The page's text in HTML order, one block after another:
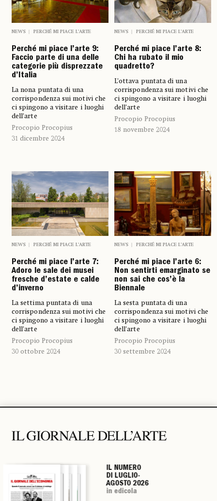
NEWS PERCHÉ MI PIACE L’ARTE
Perché mi piace l’arte 9:
Faccio parte di una delle
categorie più disprezzate
d’Italia
La nona puntata di una
corrispondenza sui motivi che
ci spingono a visitare i luoghi
dell’arte
Procopio Procopius
31 dicembre 2024
NEWS PERCHÉ MI PIACE L’ARTE
Perché mi piace l’arte 8:
Chi ha rubato il mio
quadretto?
L’ottava puntata di una
corrispondenza sui motivi che
ci spingono a visitare i luoghi
dell’arte
Procopio Procopius
18 novembre 2024
NEWS PERCHÉ MI PIACE L’ARTE
Perché mi piace l’arte 7:
Adoro le sale dei musei
fresche d’estate e calde
d’inverno
La settima puntata di una
corrispondenza sui motivi che
ci spingono a visitare i luoghi
dell’arte
Procopio Procopius
30 ottobre 2024
NEWS PERCHÉ MI PIACE L’ARTE
Perché mi piace l’arte 6:
Non sentirti emarginato se
non sai che cos’è la
Biennale
La sesta puntata di una
corrispondenza sui motivi che
ci spingono a visitare i luoghi
dell’arte
Procopio Procopius
30 settembre 2024
IL NUMERO
DI LUGLIO-
AGOSTO 2026
in edicola
IL NUMERO
DI LUGLIO-
AGOSTO 2026
in edicola
IL NUMERO
DI LUGLIO-
AGOSTO 2026
in edicola
IL NUMERO
DI LUGLIO-
AGOSTO 2026
in edicola